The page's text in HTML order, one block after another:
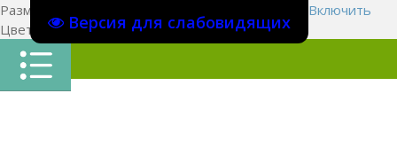
Версия для слабовидящих
Размер шрифта:
Включить
Цвет сайтаЦ Ц Ц Х